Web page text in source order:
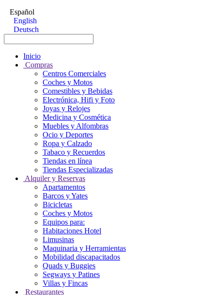
Español
English
Deutsch
Inicio
Compras
Centros Comerciales
Coches y Motos
Comestibles y Bebidas
Electrónica, Hifi y Foto
Joyas y Relojes
Medicina y Cosmética
Muebles y Alfombras
Ocio y Deportes
Ropa y Calzado
Tabaco y Recuerdos
Tiendas en línea
Tiendas Especializadas
Alquiler y Reservas
Apartamentos
Barcos y Yates
Bicicletas
Coches y Motos
Equipos para:
Habitaciones Hotel
Limusinas
Maquinaria y Herramientas
Mobilidad discapacitados
Quads y Buggies
Segways y Patines
Villas y Fincas
Restaurantes